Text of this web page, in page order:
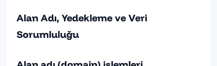
Alan Adı, Yedekleme ve Veri
Sorumluluğu